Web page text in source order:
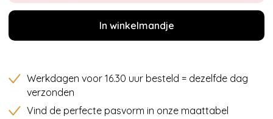
In winkelmandje
Werkdagen voor 16.30 uur besteld = dezelfde dag
verzonden
Vind de perfecte pasvorm in onze maattabel